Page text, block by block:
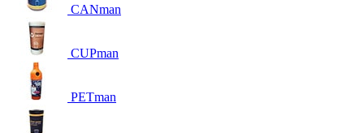
CANman
CUPman
PETman